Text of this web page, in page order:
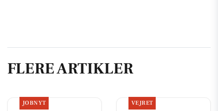
FLERE ARTIKLER
JOBNYT VEJRET